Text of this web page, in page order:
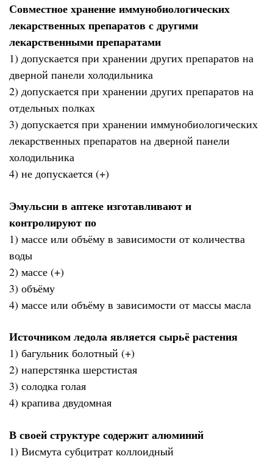
Совместное хранение иммунобиологических
лекарственных препаратов с другими
лекарственными препаратами
1) допускается при хранении других препаратов на
дверной панели холодильника
2) допускается при хранении других препаратов на
отдельных полках
3) допускается при хранении иммунобиологических
лекарственных препаратов на дверной панели
холодильника
4) не допускается (+)
Эмульсии в аптеке изготавливают и
контролируют по
1) массе или объёму в зависимости от количества
воды
2) массе (+)
3) объёму
4) массе или объёму в зависимости от массы масла
Источником ледола является сырьё растения
1) багульник болотный (+)
2) наперстянка шерстистая
3) солодка голая
4) крапива двудомная
В своей структуре содержит алюминий
1) Висмута субцитрат коллоидный